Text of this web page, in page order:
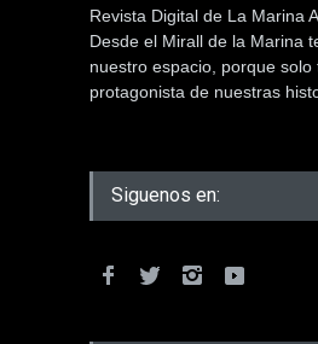
Revista Digital de La Marina
Desde el Mirall de la Marina
nuestro espacio, porque solo
protagonista de nuestras
Siguenos en: